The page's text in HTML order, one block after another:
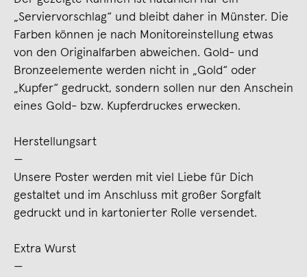
„Serviervorschlag“ und bleibt daher in Münster. Die
Farben können je nach Monitoreinstellung etwas
von den Originalfarben abweichen. Gold- und
Bronzeelemente werden nicht in „Gold“ oder
„Kupfer“ gedruckt, sondern sollen nur den Anschein
eines Gold- bzw. Kupferdruckes erwecken.
Herstellungsart
—
Unsere Poster werden mit viel Liebe für Dich
gestaltet und im Anschluss mit großer Sorgfalt
gedruckt und in kartonierter Rolle versendet.
Extra Wurst
—